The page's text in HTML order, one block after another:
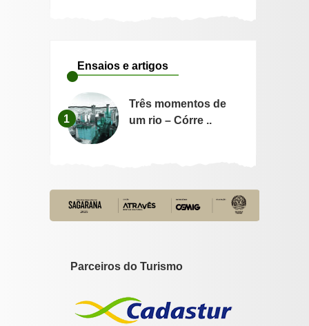
Ensaios e artigos
1
Três momentos de
um rio – Córre ..
Parceiros do Turismo